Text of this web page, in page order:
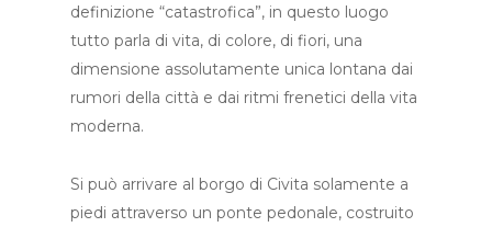
definizione “catastrofica”, in questo luogo
tutto parla di vita, di colore, di fiori, una
dimensione assolutamente unica lontana dai
rumori della città e dai ritmi frenetici della vita
moderna.
Si può arrivare al borgo di Civita solamente a
piedi attraverso un ponte pedonale, costruito